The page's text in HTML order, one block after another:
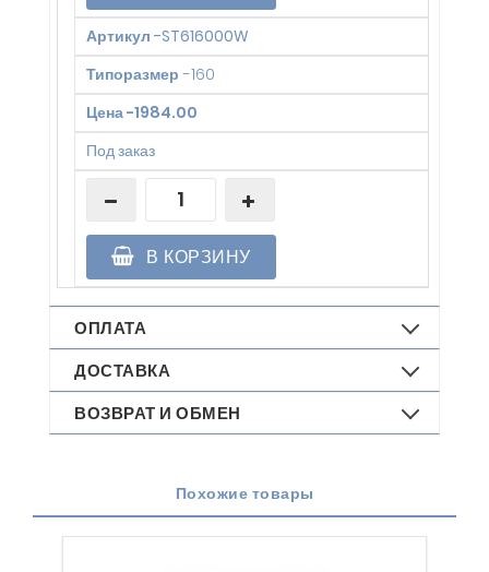
Артикул -ST616000W
Типоразмер -160
Цена-1984.00
Под заказ
В КОРЗИНУ
ОПЛАТА
ДОСТАВКА
ВОЗВРАТ И ОБМЕН
Похожие товары